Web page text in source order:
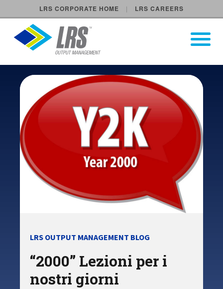
LRS CORPORATE HOME LRS CAREERS
LRS Output Management
Main Navigation
Open
LRS OUTPUT MANAGEMENT BLOG
“2000” Lezioni per i
nostri giorni